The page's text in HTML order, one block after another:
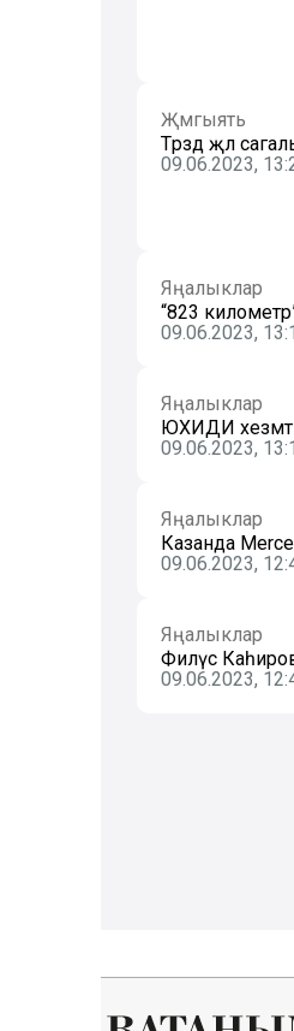
Җәмгыять
Тәрәзәдә әҗәл
09.06.2023,
Яңалыклар
“823
09.06.2023,
Яңалыклар
ЮХИДИ
09.06.2023,
Яңалыклар
Казанда
09.06.2023,
Яңалыклар
Филүс
09.06.2023,